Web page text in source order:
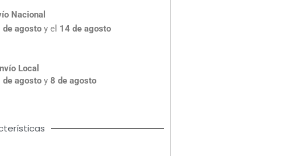
Nacional
de agosto y el 14 de agosto
Local
de agosto y8 de agosto